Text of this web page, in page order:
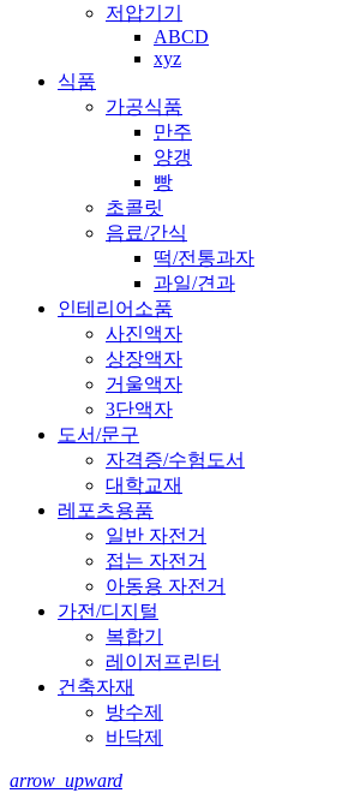
저압기기
ABCD
xyz
식품
가공식품
만주
양갱
빵
초콜릿
음료/간식
떡/전통과자
과일/견과
인테리어소품
사진액자
상장액자
거울액자
3단액자
도서/문구
자격증/수험도서
대학교재
레포츠용품
일반 자전거
접는 자전거
아동용 자전거
가전/디지털
복합기
레이저프린터
건축자재
방수제
바닥제
arrow_upward